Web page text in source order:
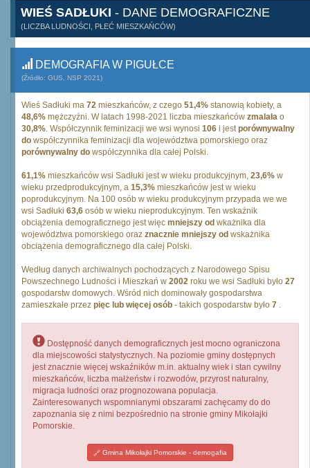
WIEŚ SADŁUKI - DANE DEMOGRAFICZNE
(LICZBA LUDNOŚCI, PŁEĆ MIESZKAŃCÓW)
DEMOGRAFIA W PIGUŁCE
(Źródło: GUS, NSP 2021)
Wieś Sadłuki ma 72 mieszkańców, z czego 51,4% stanowią kobiety, a
48,6% mężczyźni. W latach 1998-2021 liczba mieszkańców zmalała o
30,8%. Współczynnik feminizacji we wsi wynosi 106 i jestporównywalny
do współczynnika feminizacji dla województwa pomorskiego oraz
porównywalny do współczynnika dla całej Polski.
61,1% mieszkańców wsi Sadłuki jest w wieku produkcyjnym, 23,6% w
wieku przedprodukcyjnym, a 15,3% mieszkańców jest w wieku
poprodukcyjnym. Na 100 osób w wieku produkcyjnym przypada we we
wsi Sadłuki 63,6 osób w wieku nieprodukcyjnym. Ten wskaźnik
obciążenia demograficznego jest więc mniejszy od wkażnika dla
województwa pomorskiego oraz znacznie mniejszy od wskażnika
obciążenia demograficznego dla całej Polski.
Według danych archiwalnych pochodzących z Narodowego Spisu
Powszechnego Ludności i Mieszkań w 2002 roku we wsi Sadłuki było 27
gospodarstw domowych. Wśród nich dominowały gospodarstwa
zamieszkałe przez pięc lub więcej osób - takich gospodarstw było 7 .
Dostępność danych demograficznych jest mocno ograniczona
dla miejscowości statystycznych. Na poziomie gminy dostępnych
jest znacznie więcej wskaźników m.in. aktualny wiek i stan cywilny
mieszkańców, liczba małżeństw i rozwodów, przyrost naturalny,
migracja ludności oraz prognozowana populacja.
Zainteresowanych wspomnianymi obszarami zachęcamy do do
zapoznania się z nimi bezpośrednio na stronie gminy Mikołajki
Pomorskie.
Gmina Mikołajki Pomorskie - demogafia